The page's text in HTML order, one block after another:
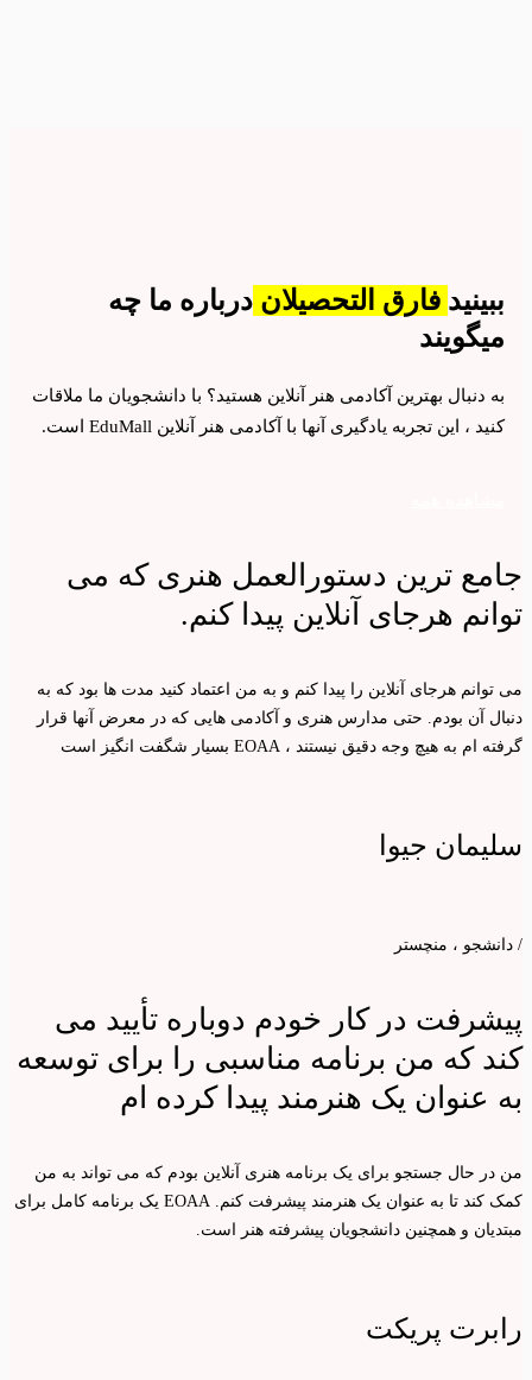
ببینید فارق التحصیلان درباره ما چه
میگویند
به دنبال بهترین آکادمی هنر آنلاین هستید؟ با دانشجویان ما ملاقات
کنید ، این تجربه یادگیری آنها با آکادمی هنر آنلاین EduMall است.
جامع ترین دستورالعمل هنری که می
توانم هرجای آنلاین پیدا کنم.
می توانم هرجای آنلاین را پیدا کنم و به من اعتماد کنید مدت ها بود که به
دنبال آن بودم. حتی مدارس هنری و آکادمی هایی که در معرض آنها قرار
گرفته ام به هیچ وجه دقیق نیستند ، EOAA بسیار شگفت انگیز است
سلیمان جیوا
/ دانشجو ، منچستر
پیشرفت در کار خودم دوباره تأیید می
کند که من برنامه مناسبی را برای توسعه
به عنوان یک هنرمند پیدا کرده ام
من در حال جستجو برای یک برنامه هنری آنلاین بودم که می تواند به من
کمک کند تا به عنوان یک هنرمند پیشرفت کنم. EOAA یک برنامه کامل برای
مبتدیان و همچنین دانشجویان پیشرفته هنر است.
رابرت پریکت